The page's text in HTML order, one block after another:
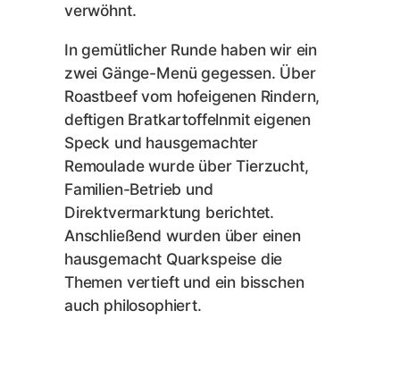
verwöhnt.
In gemütlicher Runde haben wir ein
zwei Gänge-Menü gegessen. Über
Roastbeef vom hofeigenen Rindern,
deftigen Bratkartoffelnmit eigenen
Speck und hausgemachter
Remoulade wurde über Tierzucht,
Familien-Betrieb und
Direktvermarktung berichtet.
Anschließend wurden über einen
hausgemacht Quarkspeise die
Themen vertieft und ein bisschen
auch philosophiert.